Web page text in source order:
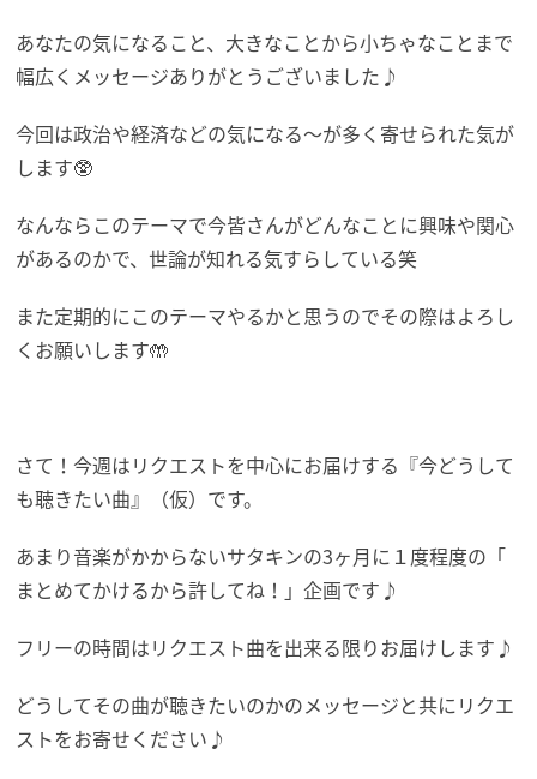
あなたの気になること、 大きなことから小ちゃなことまで
幅広くメッセージありがとうございました♪
今回は政治や経済などの気になる〜が多く寄せられた気が
します🥸
なんならこのテーマで今皆さんがどんなことに興味や関心
があるのかで、世論が知れる気すらしている笑
また定期的にこのテーマやるかと思うのでその際はよろし
くお願いします🤲
さて！今週はリクエストを中心にお届けする『今どうして
も聴きたい曲』（仮）です。
あまり音楽がかからないサタキンの3ヶ月に１度程度の「
まとめてかけるから許してね！」企画です♪
フリーの時間はリクエスト曲を出来る限りお届けします♪
どうしてその曲が聴きたいのかのメッセージと共にリクエ
ストをお寄せください♪